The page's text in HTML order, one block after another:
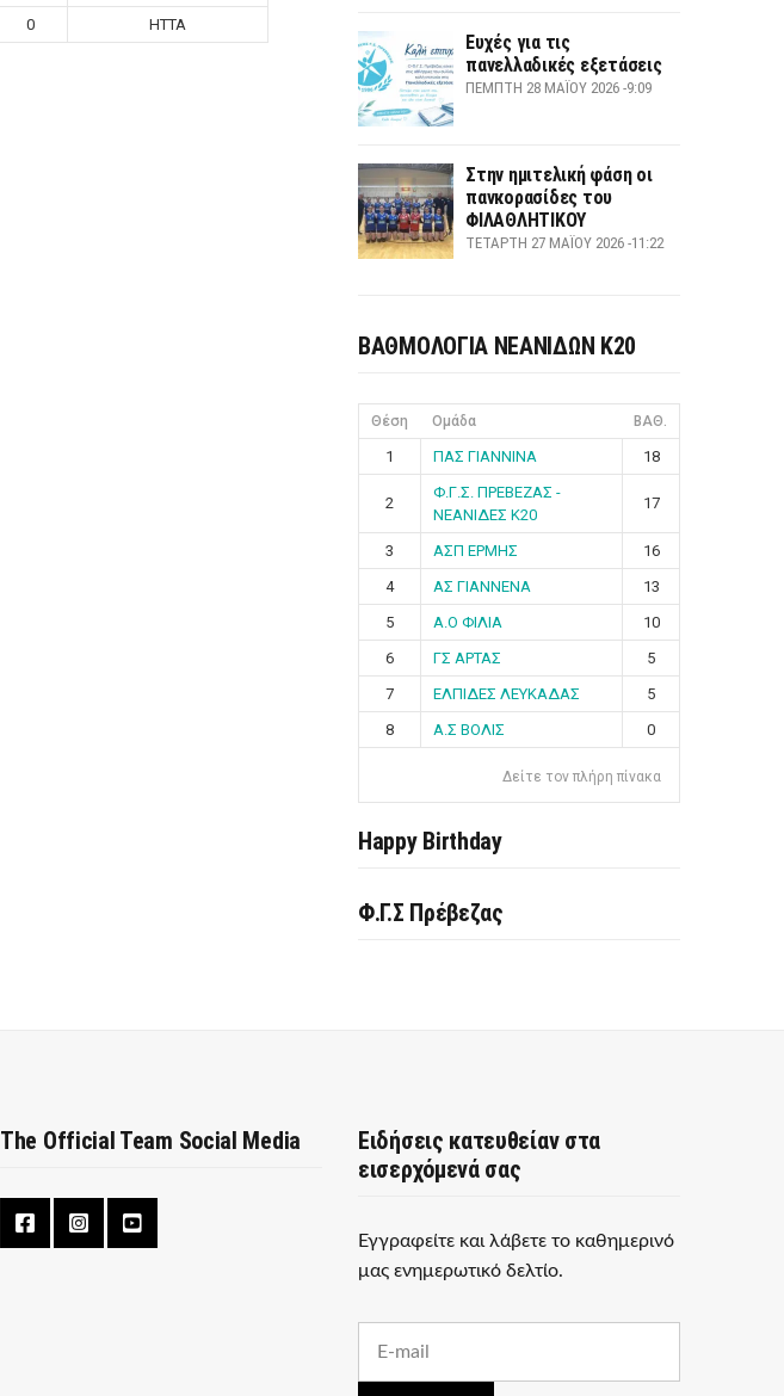
0 ΗΤΤΑ
Ευχές για τις
πανελλαδικές εξετάσεις
ΠΈΜΠΤΗ 28 ΜΑΪ́ΟΥ 2026 -9:09
Στην ημιτελική φάση οι
πανκορασίδες του
ΦΙΛΑΘΛΗΤΙΚΟΥ
ΤΕΤΆΡΤΗ 27 ΜΑΪ́ΟΥ 2026 -11:22
ΒΑΘΜΟΛΟΓΙΑ ΝΕΑΝΙΔΩΝ Κ20
Θέση Ομάδα ΒΑΘ.
1 ΠΑΣ ΓΙΑΝΝΙΝΑ 18
2
Φ.Γ.Σ. ΠΡΕΒΕΖΑΣ -
ΝΕΑΝΙΔΕΣ Κ20
17
3 ΑΣΠ ΕΡΜΗΣ
16
4
ΑΣ ΓΙΑΝΝΕΝΑ
13
5
Α.Ο ΦΙΛΙΑ
10
6
ΓΣ ΑΡΤΑΣ
5
7
ΕΛΠΙΔΕΣ ΛΕΥΚΑΔΑΣ
5
8
Α.Σ ΒΟΛΙΣ 0
Δείτε τον πλήρη πίνακα
Happy Birthday
Φ.Γ.Σ Πρέβεζας
The Official Team Social Media
Ειδήσεις κατευθείαν στα
εισερχόμενά σας
Εγγραφείτε και λάβετε το καθημερινό
μας ενημερωτικό δελτίο.
a